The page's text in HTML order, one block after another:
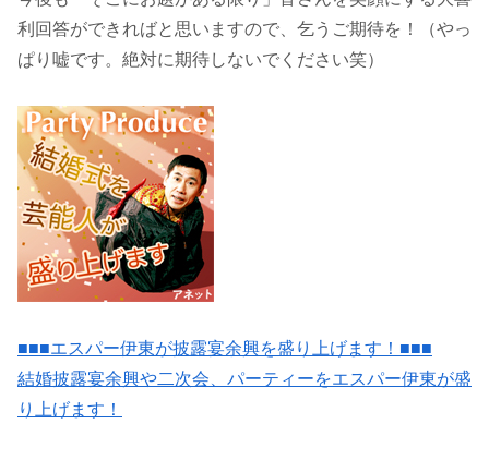
利回答ができればと思いますので、乞うご期待を！（やっ
ぱり嘘です。絶対に期待しないでください笑）
■■■エスパー伊東が披露宴余興を盛り上げます！■■■
結婚披露宴余興や二次会、パーティーをエスパー伊東が盛
り上げます！